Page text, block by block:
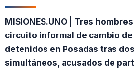
MISIONES.UNO | Tres
circuito informal de cambio
detenidos en Posadas tras
simultáneos, acusados de